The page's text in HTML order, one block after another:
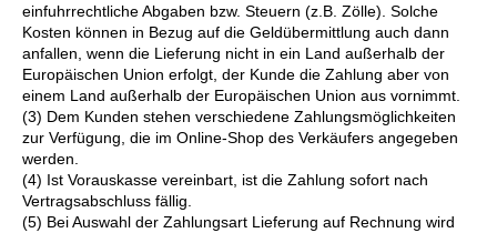
einfuhrrechtliche Abgaben bzw. Steuern (z.B. Zölle). Solche
Kosten können in Bezug auf die Geldübermittlung auch dann
anfallen, wenn die Lieferung nicht in ein Land außerhalb der
Europäischen Union erfolgt, der Kunde die Zahlung aber von
einem Land außerhalb der Europäischen Union aus vornimmt.
(3) Dem Kunden stehen verschiedene Zahlungsmöglichkeiten
zur Verfügung, die im Online-Shop des Verkäufers angegeben
werden.
(4) Ist Vorauskasse vereinbart, ist die Zahlung sofort nach
Vertragsabschluss fällig.
(5) Bei Auswahl der Zahlungsart Lieferung auf Rechnung wird